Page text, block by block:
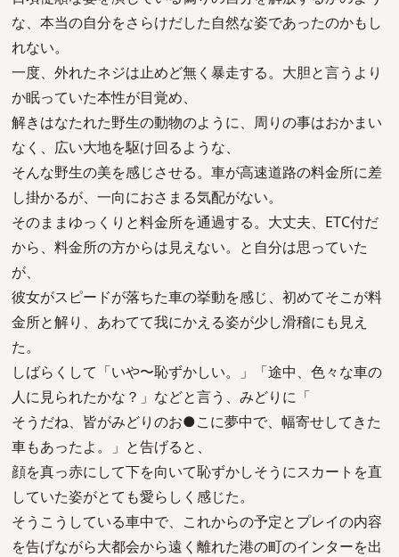
な、本当の自分をさらけだした自然な姿であったのかもし
れない。
一度、外れたネジは止めど無く暴走する。大胆と言うより
か眠っていた本性が目覚め、
解きはなたれた野生の動物のように、周りの事はおかまい
なく、広い大地を駆け回るような、
そんな野生の美を感じさせる。車が高速道路の料金所に差
し掛かるが、一向におさまる気配がない。
そのままゆっくりと料金所を通過する。大丈夫、ETC付だ
から、料金所の方からは見えない。と自分は思っていた
が、
彼女がスピードが落ちた車の挙動を感じ、初めてそこが料
金所と解り、あわてて我にかえる姿が少し滑稽にも見え
た。
しばらくして「いや〜恥ずかしい。」「途中、色々な車の
人に見られたかな？」などと言う、みどりに「
そうだね、皆がみどりのお●こに夢中で、幅寄せしてきた
車もあったよ。」と告げると、
顔を真っ赤にして下を向いて恥ずかしそうにスカートを直
していた姿がとても愛らしく感じた。
そうこうしている車中で、これからの予定とプレイの内容
を告げながら大都会から遠く離れた港の町のインターを出